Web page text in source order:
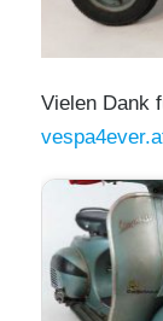
Vielen Dank